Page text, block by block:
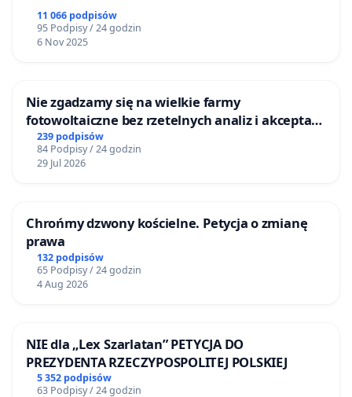
#KULTURA #BEZpolityki
❤ Zachęcam z całego serca,
symbolicznie poparli list.
Dobrze jest jednoczyć się wokół pozytywnych
spraw budując społeczność wokół kultury nie
11 066 podpisów
95 Podpisy / 24 godzin
6 Nov 2025
Nie zgadzamy się na wielkie farmy
fotowoltaiczne bez rzetelnych analiz i akceptacji
mieszkańców
239 podpisów
84 Podpisy / 24 godzin
29 Jul 2026
Chrońmy dzwony kościelne. Petycja o zmianę
prawa
132 podpisów
65 Podpisy / 24 godzin
4 Aug 2026
NIE dla „Lex Szarlatan” PETYCJA DO
PREZYDENTA RZECZYPOSPOLITEJ POLSKIEJ
5 352 podpisów
63 Podpisy / 24 godzin